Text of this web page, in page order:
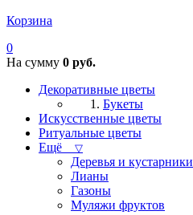
Корзина
0
На сумму 0 руб.
Декоративные цветы
Букеты
Искусственные цветы
Ритуальные цветы
Ещё ▽
Деревья и кустарники
Лианы
Газоны
Муляжи фруктов